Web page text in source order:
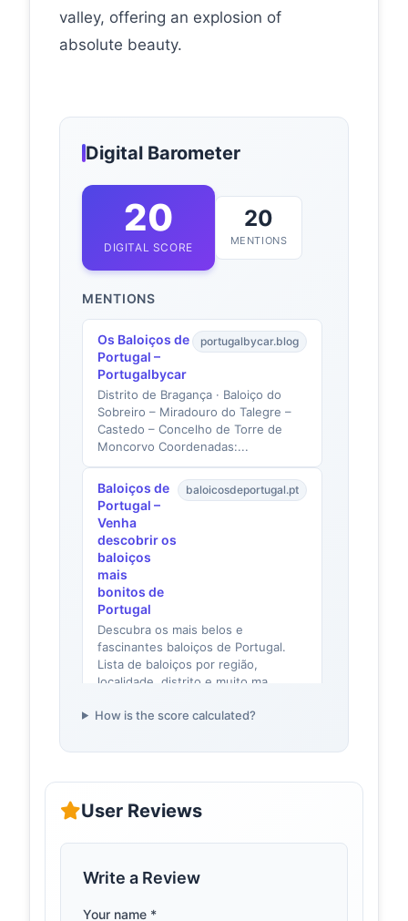
valley, offering an explosion of
absolute beauty.
Digital Barometer
20
DIGITAL SCORE
20
MENTIONS
MENTIONS
Os Baloiços de
Portugal –
Portugalbycar
portugalbycar.blog
Distrito de Bragança · Baloiço do
Sobreiro – Miradouro do Talegre –
Castedo – Concelho de Torre de
Moncorvo Coordenadas:...
Baloiços de
Portugal –
Venha
descobrir os
baloiços
mais
bonitos de
Portugal
baloicosdeportugal.pt
Descubra os mais belos e
fascinantes baloiços de Portugal.
Lista de baloiços por região,
localidade, distrito e muito ma...
Estes são os
procurados do
-8.51193 ... Coordenadas GPS:
baloiço fica no Parque do Reque...
11 dos baloiços
mais bonitos de
How is the score calculated?
User Reviews
Write a Review
Your name *